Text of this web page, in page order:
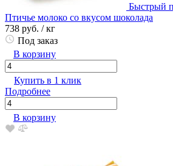
Быстрый
Птичье молоко со вкусом шоколада
738 руб. / кг
Под заказ
В корзину
Купить в 1 клик
Подробнее
В корзину